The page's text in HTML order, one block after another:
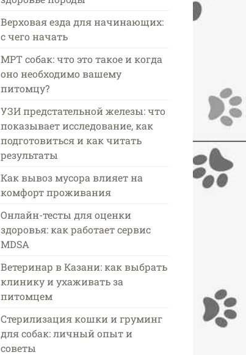
Верховая езда для начинающих:
с чего начать
МРТ собак: что это такое и когда
оно необходимо вашему
питомцу?
УЗИ предстательной железы: что
показывает исследование, как
подготовиться и как читать
результаты
Как вывоз мусора влияет на
комфорт проживания
Онлайн-тесты для оценки
здоровья: как работает сервис
MDSA
Ветеринар в Казани: как выбрать
клинику и ухаживать за
питомцем
Стерилизация кошки и груминг
для собак: личный опыт и
советы